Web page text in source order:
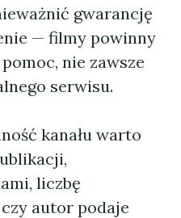
gwarancję
— filmy powinny
nie zawsze
serwisu.
kanału warto
liczbę
autor podaje